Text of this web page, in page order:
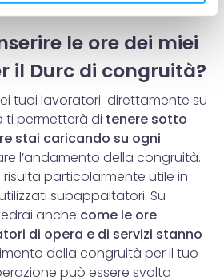
di caratteristiche specifiche
elaborati i tuoi dati personali
nellasezione dettagli . Puoi
cookie.
personalizzare contenuti ed
dei social media e per
Condividiamo inoltre
in cui utilizzi il nostro sito con i
di analisi dei dati web,
i quali potrebbero combinarle
che hai fornito loro o che hanno
le ore dei miei
il Durc di congruità?
tuoi lavoratori direttamente su
ti permetterà di tenere sotto
stai caricando su ogni
l’andamento della congruità.
particolarmente utile in
subappaltatori. Su
anche come le ore
di opera e di servizi stanno
della congruità per il tuo
può essere svolta